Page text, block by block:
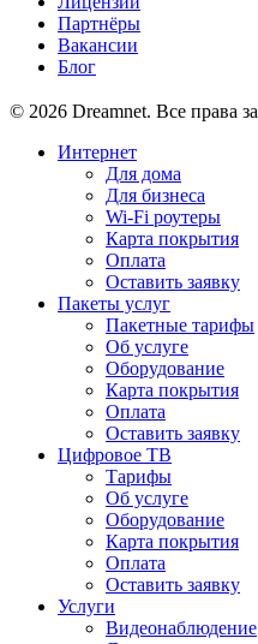
Партнёры
Вакансии
Блог
© 2026 Dreamnet. Все права
Интернет
Для дома
Для бизнеса
Wi-Fi роутеры
Карта покрытия
Оплата
Оставить заявку
Пакеты услуг
Пакетные тарифы
Об услуге
Оборудование
Карта покрытия
Оплата
Оставить заявку
Цифровое ТВ
Тарифы
Об услуге
Оборудование
Карта покрытия
Оплата
Оставить заявку
Услуги
Видеонаблюдение